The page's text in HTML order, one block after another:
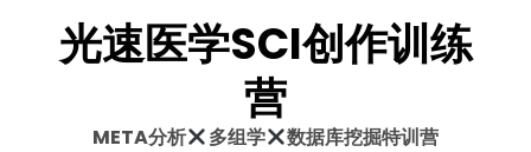
content光速医学SCI创作训练
营
META分析 多组学 数据库挖掘特训营